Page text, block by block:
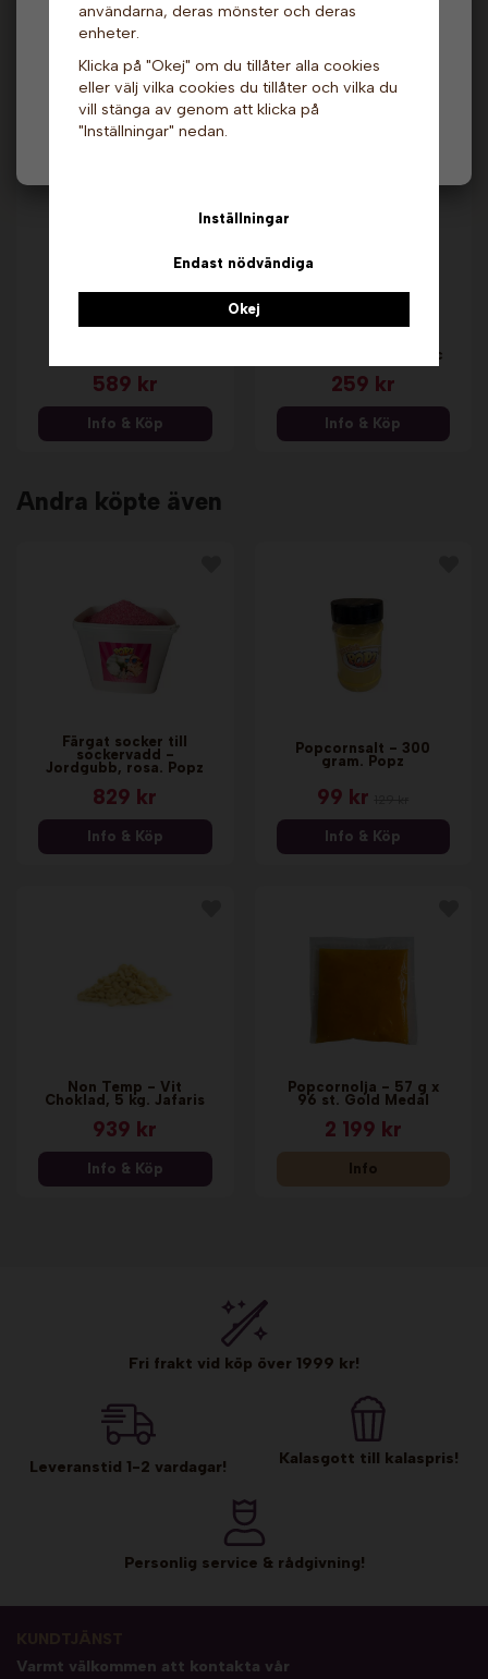
Hej och välkommen till Gottes!
moms) eller företag (exkl. moms) för hur våra priser
ska visas.
Privat
Strössel - Nötkross, 1
Info & Köp
Strössel - Supersura
Info & Köp
589 kr
Info & Köp
Pastellfudge, 1 kg. Nic
259 kr
Info & Köp
Andra köpte även
Färgat socker till
sockervadd -
Jordgubb, rosa. Popz
829 kr
Info & Köp
Popcornsalt - 300
gram. Popz
99 kr
Info & Köp
Non Temp - Vit
Choklad, 5 kg. Jafaris
939 kr
Info & Köp
Popcornolja - 57 g x
96 st. Gold Medal
2 199 kr
Info
Fri frakt vid köp över 1999 kr!
Leveranstid 1-2 vardagar! Kalasgott till kalaspris!
Personlig service & rådgivning!
Varmt välkommen att kontakta vår
användarna, deras mönster och deras
enheter.
Klicka på "Okej" om du tillåter alla cookies
eller välj vilka cookies du tillåter och vilka du
vill stänga av genom att klicka på
"Inställningar" nedan.
Inställningar
Endast nödvändiga
Okej